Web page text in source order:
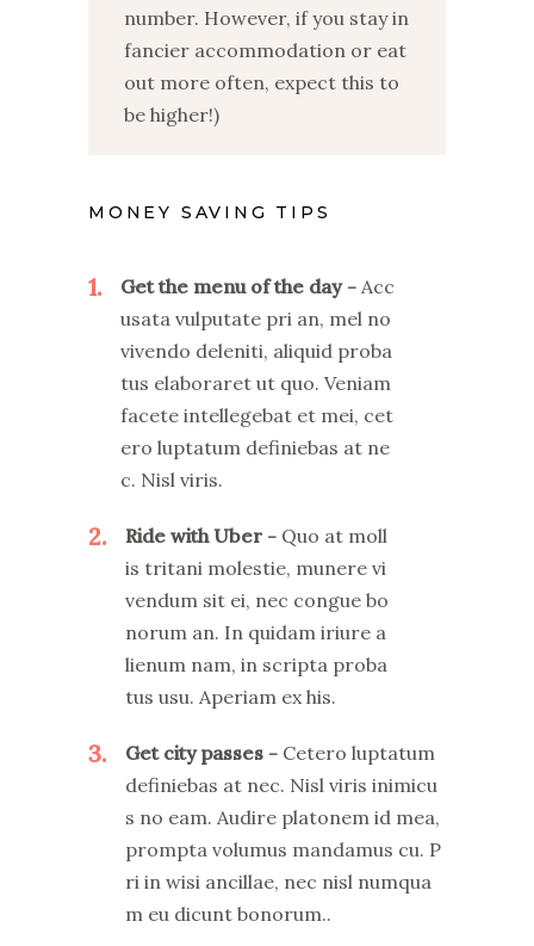
number. However, if you stay in
fancier accommodation or eat
out more often, expect this to
be higher!)
MONEY SAVING TIPS
1 Get the menu of the day
Acc
usata vulputate pri an, mel no
vivendo deleniti, aliquid proba
tus elaboraret ut quo. Veniam
facete intellegebat et mei, cet
ero luptatum definiebas at ne
c. Nisl viris.
2 Ride with Uber
Quo at moll
is tritani molestie, munere vi
vendum sit ei, nec congue bo
norum an. In quidam iriure a
lienum nam, in scripta proba
tus usu. Aperiam ex his.
3 Get city passes
Cetero luptatum
definiebas at nec. Nisl viris inimicu
s no eam. Audire platonem id mea,
prompta volumus mandamus cu. P
ri in wisi ancillae, nec nisl numqua
m eu dicunt bonorum..